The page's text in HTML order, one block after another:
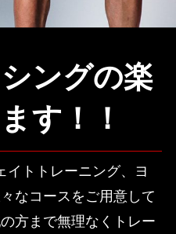
ングの楽
す！！
イトトレーニング、ヨ
なコースをご用意して
方まで無理なくトレー